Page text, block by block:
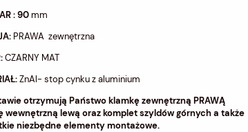
: 90mm
PRAWA zewnętrzna
CZARNY MAT
ZnAl- stop cynku z aluminium
otrzymują Państwo klamkę zewnętrzną PRAWĄ
wewnętrzną lewą oraz komplet szyldów górnych a także
niezbędne elementy montażowe.